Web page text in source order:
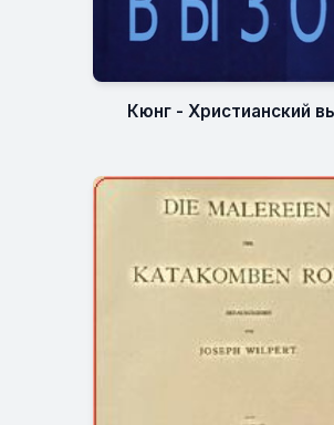
Кюнг - Христианский